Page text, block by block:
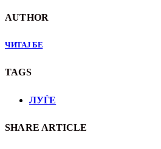
AUTHOR
ЧИТАЈ БЕ
TAGS
ЛУЃЕ
SHARE ARTICLE